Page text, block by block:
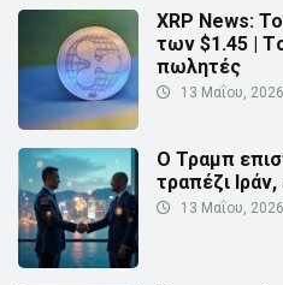
XRP News:
των $1.45 |
πωλητές
13 Μαΐου, 2026
Ο Τραμπ
τραπέζι
13 Μαΐου, 2026